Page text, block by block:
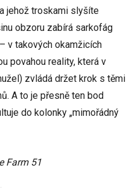
jehož troskami slyšíte
obzoru zabírá sarkofág
v takových okamžicích
povahou reality, která v
zvládá držet krok s těmi
A to je přesně ten bod
do kolonky „mimořádný
Farm 51